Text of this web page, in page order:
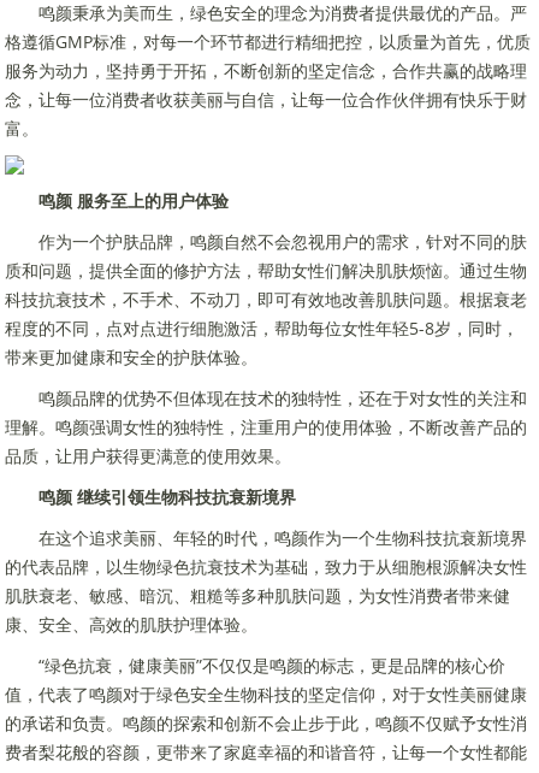
鸣颜秉承为美而生，绿色安全的理念为消费者提供最优的产品。严
格遵循GMP标准，对每一个环节都进行精细把控，以质量为首先，优质
服务为动力，坚持勇于开拓，不断创新的坚定信念，合作共赢的战略理
念，让每一位消费者收获美丽与自信，让每一位合作伙伴拥有快乐于财
富。
鸣颜 服务至上的用户体验
作为一个护肤品牌，鸣颜自然不会忽视用户的需求，针对不同的肤
质和问题，提供全面的修护方法，帮助女性们解决肌肤烦恼。通过生物
科技抗衰技术，不手术、不动刀，即可有效地改善肌肤问题。根据衰老
程度的不同，点对点进行细胞激活，帮助每位女性年轻5-8岁，同时，
带来更加健康和安全的护肤体验。
鸣颜品牌的优势不但体现在技术的独特性，还在于对女性的关注和
理解。鸣颜强调女性的独特性，注重用户的使用体验，不断改善产品的
品质，让用户获得更满意的使用效果。
鸣颜 继续引领生物科技抗衰新境界
在这个追求美丽、年轻的时代，鸣颜作为一个生物科技抗衰新境界
的代表品牌，以生物绿色抗衰技术为基础，致力于从细胞根源解决女性
肌肤衰老、敏感、暗沉、粗糙等多种肌肤问题，为女性消费者带来健
康、安全、高效的肌肤护理体验。
“绿色抗衰，健康美丽”不仅仅是鸣颜的标志，更是品牌的核心价
值，代表了鸣颜对于绿色安全生物科技的坚定信仰，对于女性美丽健康
的承诺和负责。鸣颜的探索和创新不会止步于此，鸣颜不仅赋予女性消
费者梨花般的容颜，更带来了家庭幸福的和谐音符，让每一个女性都能